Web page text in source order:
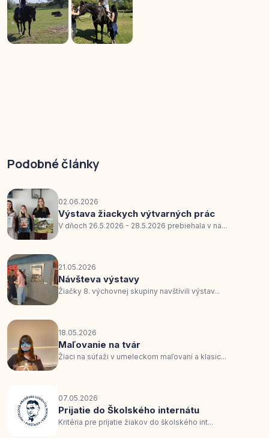
Podobné články
02.06.2026
Výstava žiackych výtvarných prác
V dňoch 26.5.2026 - 28.5.2026 prebiehala v na...
21.05.2026
Návšteva výstavy
Žiačky 8. výchovnej skupiny navštívili výstav...
18.05.2026
Maľovanie na tvár
Žiaci na súťaži v umeleckom maľovaní a klasic...
07.05.2026
Prijatie do Školského internátu
Kritéria pre prijatie žiakov do školského int...